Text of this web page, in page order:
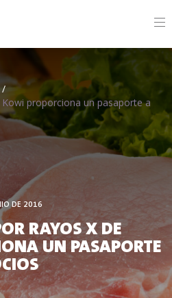
/
proporciona un pasaporte a
DE 2016
RAYOS X DE
UN PASAPORTE